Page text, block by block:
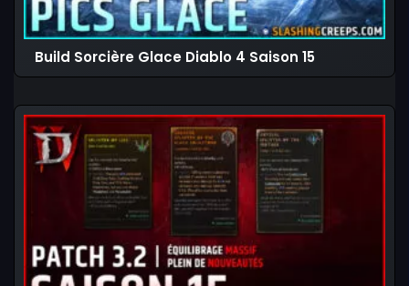
Build Sorcière Glace Diablo 4 Saison 15